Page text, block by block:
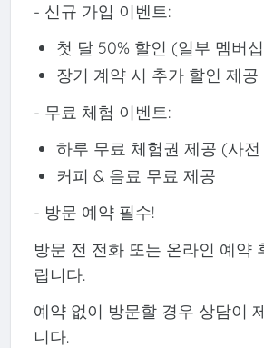
- 신규 가입 이벤트:
첫 달 50% 할인 (일부 멤버
장기 계약 시 추가 할인 제공
- 무료 체험 이벤트:
하루 무료 체험권 제공 (사
커피 & 음료 무료 제공
- 방문 예약 필수!
방문 전 전화 또는 온라인 예약
립니다.
예약 없이 방문할 경우 상담이
니다.